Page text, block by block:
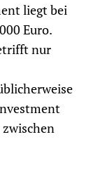
liegt bei
Euro.
nur